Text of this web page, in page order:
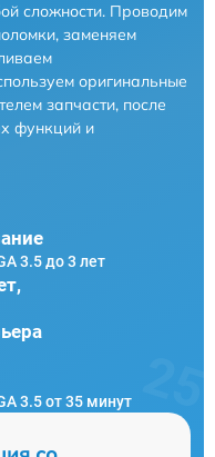
сложности. Проводим
заменяем
оригинальные
запчасти, после
функций и
3.5 до 3 лет
3.5 от 35 минут